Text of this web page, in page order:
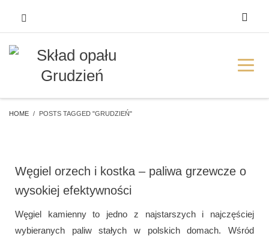
HOME POSTS TAGGED "GRUDZIEŃ"
Węgiel orzech i kostka – paliwa grzewcze o
wysokiej efektywności
Węgiel kamienny to jedno z najstarszych i najczęściej
wybieranych paliw stałych w polskich domach. Wśród